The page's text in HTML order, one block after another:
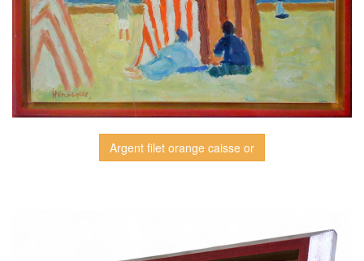
Argent filet orange caisse or